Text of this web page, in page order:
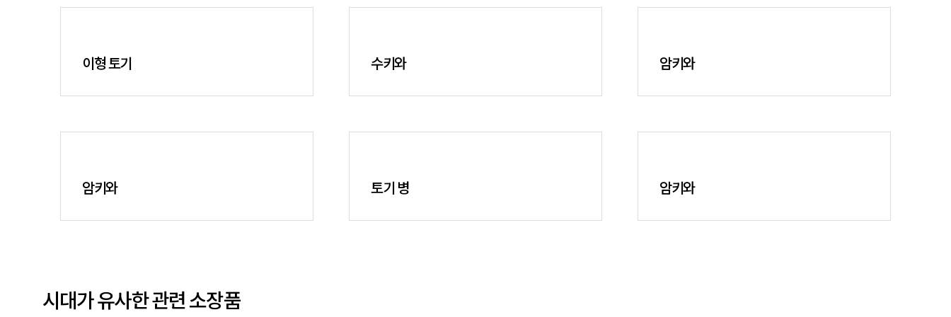
이형 토기 수키와 암키와
암키와 토기 병 암키와
시대가 유사한 관련 소장품